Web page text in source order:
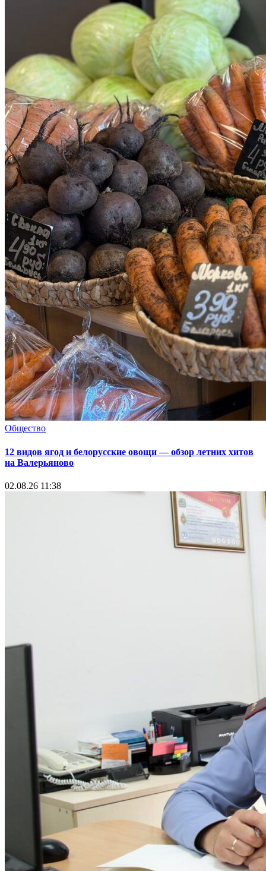
Общество
12 видов ягод и белорусские овощи — обзор летних хитов
на Валерьяново
02.08.26 11:38